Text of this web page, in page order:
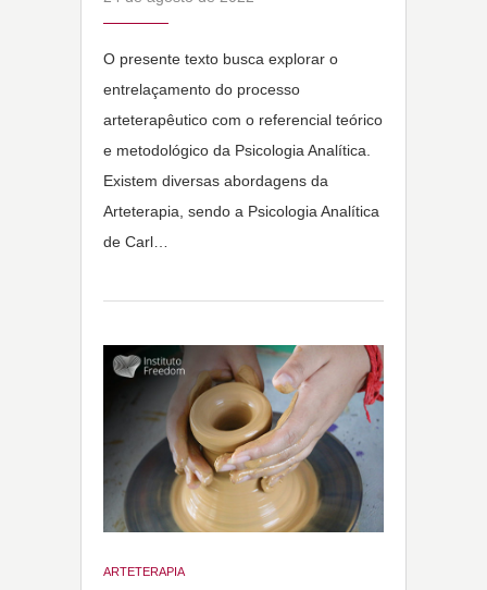
O presente texto busca explorar o
entrelaçamento do processo
arteterapêutico com o referencial teórico
e metodológico da Psicologia Analítica.
Existem diversas abordagens da
Arteterapia, sendo a Psicologia Analítica
de Carl…
ARTETERAPIA